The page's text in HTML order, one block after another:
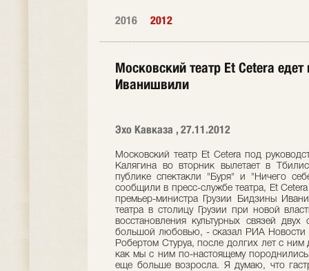
2016 2012
Московский театр Et Cetera
Иванишвили
Эхо Кавказа , 27.11.2012
Московский театр Et Cetera под
Калягина во вторник вылетает в
публике спектакли "Буря" и "Ничего
сообщили в пресс-службе театра, Et
премьер-министра Грузии Бидзины
театра в столицу Грузии при новой
восстановления культурных связей
большой любовью, - сказал РИА Новости
Робертом Стуруа, после долгих лет с
как мы с ним по-настоящему
еще больше возросла. Я думаю, что